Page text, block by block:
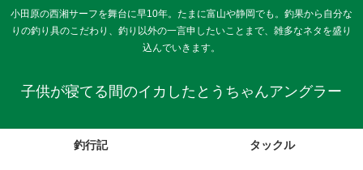
小田原の西湘サーフを舞台に早10年。たまに富山や静岡でも。釣果から自分な
りの釣り具のこだわり、釣り以外の一言申したいことまで、雑多なネタを盛り
込んでいきます。
子供が寝てる間のイカしたとうちゃんアングラー
釣行記 タックル